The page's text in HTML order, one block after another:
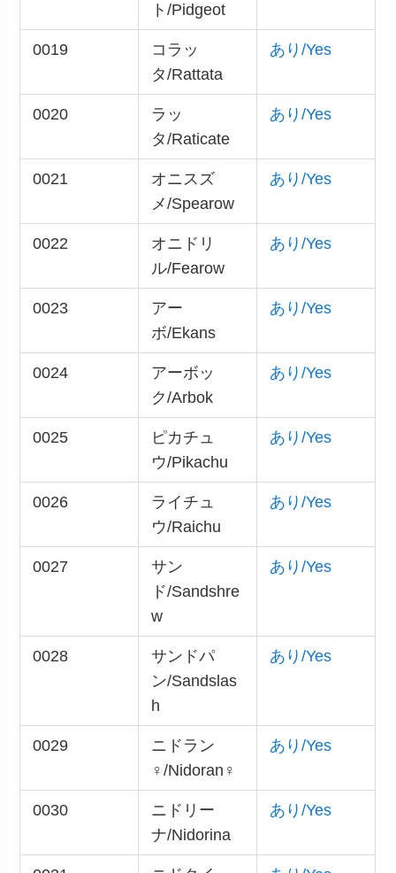
ト/Pidgeot
0019
コラッ
タ/Rattata
あり/Yes
0020
ラッ
タ/Raticate
あり/Yes
0021
オニスズ
メ/Spearow
あり/Yes
0022
オニドリ
ル/Fearow
あり/Yes
0023
アー
ボ/Ekans
あり/Yes
0024
アーボッ
ク/Arbok
あり/Yes
0025
ピカチュ
ウ/Pikachu
あり/Yes
0026
ライチュ
ウ/Raichu
あり/Yes
0027
サン
ド/Sandshre
w
あり/Yes
0028
サンドパ
ン/Sandslas
h
あり/Yes
0029
ニドラン
♀/Nidoran♀
あり/Yes
0030
ニドリー
ナ/Nidorina
あり/Yes